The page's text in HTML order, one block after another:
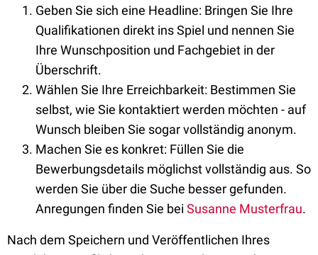
Geben Sie sich eine Headline: Bringen Sie Ihre
Qualifikationen direkt ins Spiel und nennen Sie
Ihre Wunschposition und Fachgebiet in der
Überschrift.
Wählen Sie Ihre Erreichbarkeit: Bestimmen Sie
selbst, wie Sie kontaktiert werden möchten - auf
Wunsch bleiben Sie sogar vollständig anonym.
Machen Sie es konkret: Füllen Sie die
Bewerbungsdetails möglichst vollständig aus. So
werden Sie über die Suche besser gefunden.
Anregungen finden Sie bei Susanne Musterfrau.
Nach dem Speichern und Veröffentlichen Ihres